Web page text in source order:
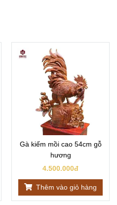
Gà kiếm mồi cao 54cm gỗ
hương
4.500.000đ
Thêm vào giỏ hàng